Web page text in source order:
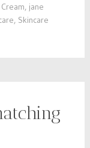
, jane
, Skincare